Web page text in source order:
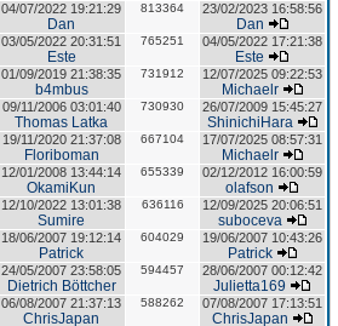
04/07/2022 19:21:29
Dan
813364 23/02/2023 16:58:56
Dan
03/05/2022 20:31:51
Este
765251 04/05/2022 17:21:38
Este
01/09/2019 21:38:35
b4mbus
731912 12/07/2025 09:22:53
Michaelr
09/11/2006 03:01:40
Thomas Latka
730930 26/07/2009 15:45:27
ShinichiHara
19/11/2020 21:37:08
Floriboman
667104 17/07/2025 08:57:31
Michaelr
12/01/2008 13:44:14
OkamiKun
655339 02/12/2012 16:00:59
olafson
12/10/2022 13:01:38
Sumire
636116 12/09/2025 20:06:51
suboceva
18/06/2007 19:12:14
Patrick
604029 19/06/2007 10:43:26
Patrick
24/05/2007 23:58:05
Dietrich Böttcher
594457 28/06/2007 00:12:42
Julietta169
06/08/2007 21:37:13
ChrisJapan
588262 07/08/2007 17:13:51
ChrisJapan